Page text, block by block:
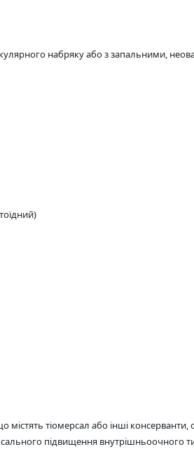
набряку або з запальними,
тіомерсал або інші консерванти,
підвищення внутрішньоочного